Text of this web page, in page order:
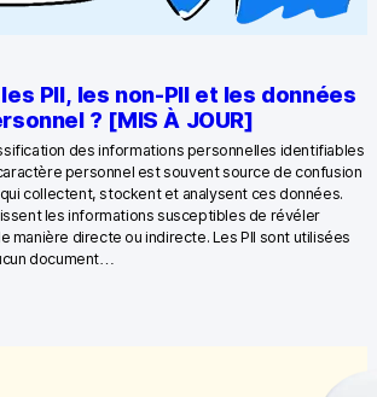
PII, les non-PII et les données
? [MIS À JOUR]
des informations personnelles identifiables
personnel est souvent source de confusion
collectent, stockent et analysent ces données.
les informations susceptibles de révéler
manière directe ou indirecte. Les PII sont utilisées
document…